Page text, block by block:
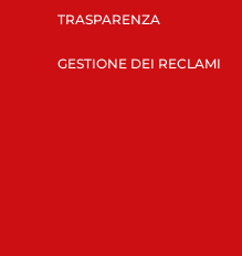
TRASPARENZA
GESTIONE DEI RECLAMI